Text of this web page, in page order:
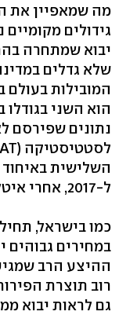
מה שמאפיין את
גידולים
יבוא שמתחרה
שלא גדלים
המובילות בעולם
הוא השני
נתונים שפירסם
השלישית באיחוד
ל-2017, אחרי איטליה ופורטוגל.
כמו בישראל,
במחירים גבוהים
ההיצע הרב
רוב תוצרת
גם לראות יבוא